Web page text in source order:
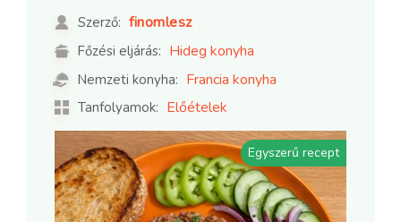
Szerző: finomlesz
Főzési eljárás: Hideg konyha
Nemzeti konyha: Francia konyha
Tanfolyamok: Előételek
Egyszerű recept